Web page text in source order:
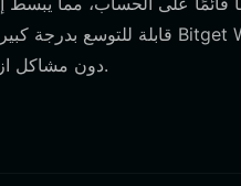
إجراء تداولات عالية التردد على FARTHORSE دون مشاكل ازدحام الشبكة التي غالبًا ما تبتلي بها السلاسل الأخرى.